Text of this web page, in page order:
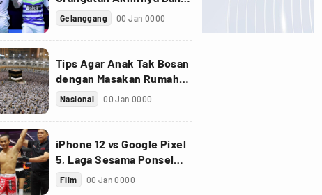
ke Indonesia
Gelanggang 00 Jan 0000
Tips Agar Anak Tak Bosan
dengan Masakan Rumah
saat Pandemi
Nasional 00 Jan 0000
iPhone 12 vs Google Pixel
5, Laga Sesama Ponsel
Sultan
Film 00 Jan 0000